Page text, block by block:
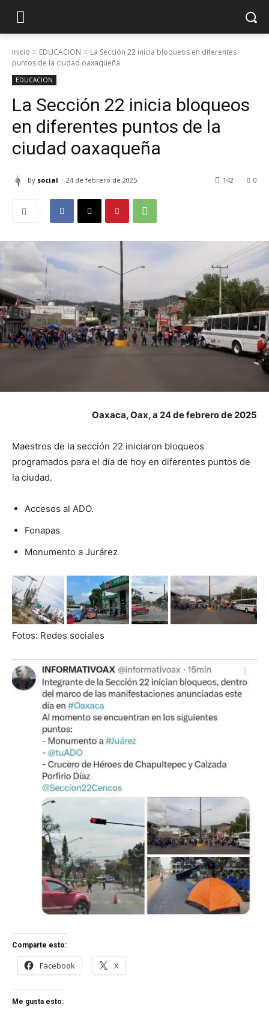
Inicio EDUCACION
La Sección 22 inicia bloqueos en diferentes
puntos de la ciudad oaxaqueña
EDUCACION
La Sección 22 inicia bloqueos
en diferentes puntos de la
ciudad oaxaqueña
By social 24 de febrero de 2025 0
142
Oaxaca, Oax, a 24 de febrero de 2025
Maestros de la sección 22 iniciaron bloqueos
programados para el día de hoy en diferentes puntos de
la ciudad.
Accesos al ADO.
Fonapas
Monumento a Jurárez
Fotos: Redes sociales
Comparte esto:
Facebook X
Me gusta esto: